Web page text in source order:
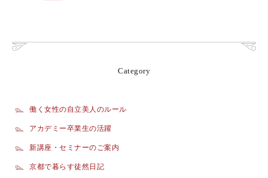
Category
働く女性の自立美人のルール
アカデミー卒業生の活躍
新講座・セミナーのご案内
京都で暮らす徒然日記